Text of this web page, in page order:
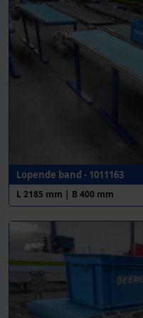
Lopende band - 1011163
L 2185 mm | B 400 mm